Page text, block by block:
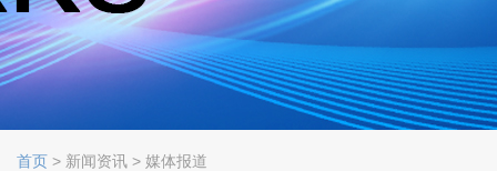
首页 > 新闻资讯 > 媒体报道